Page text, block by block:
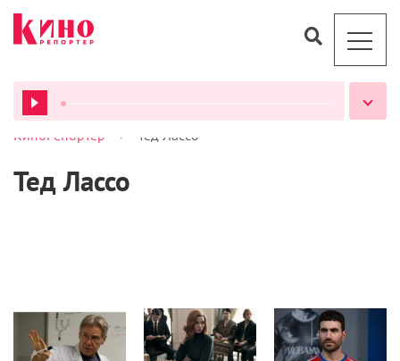
ВСЕ ПОДКАСТЫ
КиноРепортер > Тед Лассо
Тед Лассо